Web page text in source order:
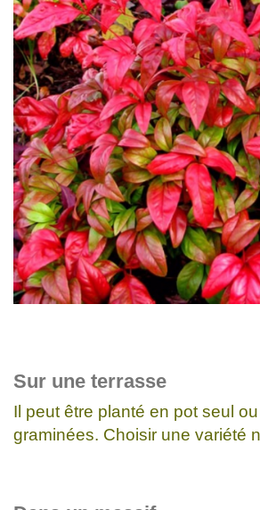
Sur une terrasse
Il peut être planté en pot seul
graminées. Choisir une variété